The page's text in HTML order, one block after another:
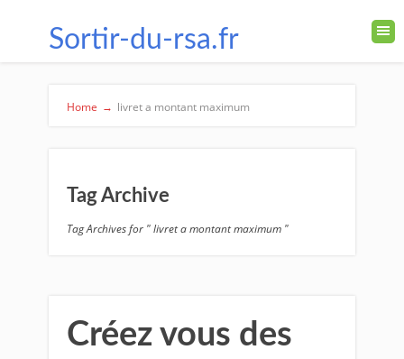
Sortir-du-rsa.fr
Home → livret a montant maximum
Tag Archive
Tag Archives for " livret a montant maximum "
Créez vous des